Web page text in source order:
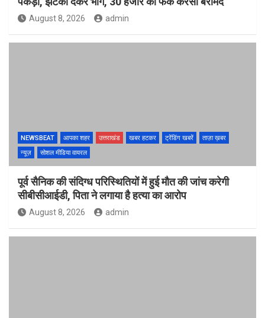
August 8, 2026 admin
NEWSBEAT आपका शहर उत्तराखंड खबर हटकर ट्रेंडिंग खबरें
ताज़ा ख़बर
न्यूज़
सोशल मीडिया वायरल
पूर्व सैनिक की संदिग्ध परिस्थितियों में हुई मौत की जांच करेगी
सीबीसीआईडी, पिता ने लगाया है हत्या का आरोप
August 8, 2026 admin